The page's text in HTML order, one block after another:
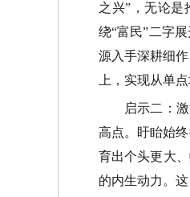
之兴” ，无论是
绕“富民”二字
源入手深耕细
上，实现从单
启示二：
高点。盱眙始
育出个头更大
的内生动力。